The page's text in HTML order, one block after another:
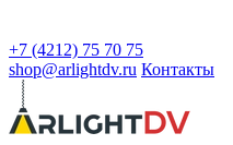
+7 (4212) 75 70 75
shop@arlightdv.ru Контакты